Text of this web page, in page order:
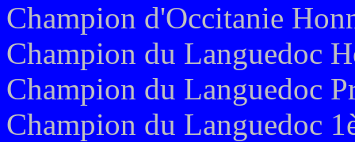
Champion d'Occitanie
Champion du Languedoc
Champion du Languedoc
Champion du Languedoc